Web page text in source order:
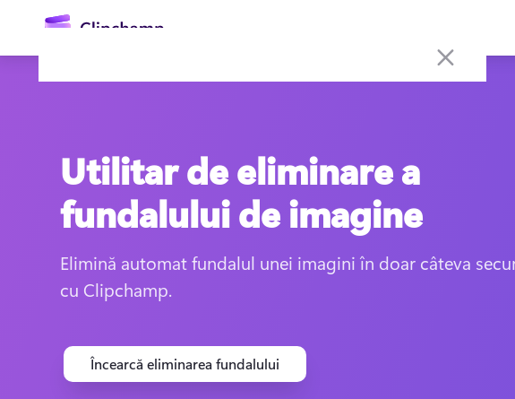
principal
Conectați-vă
Utilitar de eliminare a
fundalului de imagine
Elimină automat fundalul unei imagini în doar câteva
cu Clipchamp.
Încearcă eliminarea fundalului